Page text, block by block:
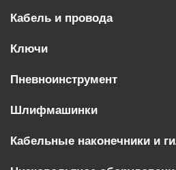
Кабель и провода
Ключи
Пневноинструмент
Шлифмашинки
Кабельные наконечники и